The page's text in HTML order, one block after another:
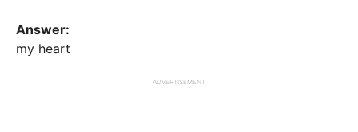
Answer:
my heart
ADVERTISEMENT